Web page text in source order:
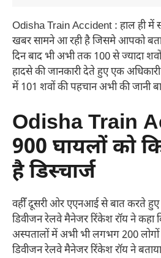
Odisha Train Accident : हाल ही में
खबर सामने आ रही है जिसमे आपको
दिन बाद भी अभी तक 100 से ज्यादा
हादसे की जानकारी देते हुए एक
में 101 शवों की पहचान अभी की जानी
Odisha Train
900 घायलों को
है डिस्चार्ज
वहीँ दूसरी ओर एएनआई से बात करते हुए
डिवीजन रेलवे मैनेजर रिंकेश रॉय ने
अस्पतालों में अभी भी लगभग 200
डिवीजन रेलवे मैनेजर रिंकेश रॉय ने